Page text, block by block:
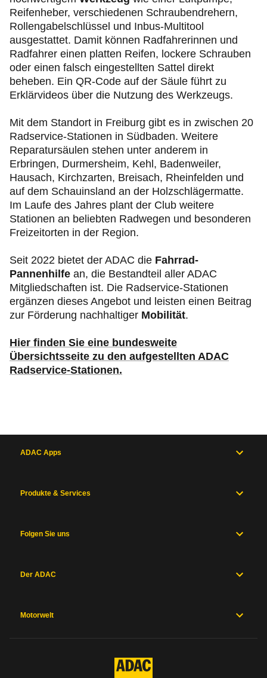
Reifenheber, verschiedenen Schraubendrehern,
Rollengabelschlüssel und Inbus-Multitool
ausgestattet. Damit können Radfahrerinnen und
Radfahrer einen platten Reifen, lockere Schrauben
oder einen falsch eingestellten Sattel direkt
beheben. Ein QR-Code auf der Säule führt zu
Erklärvideos über die Nutzung des Werkzeugs.
Mit dem Standort in Freiburg gibt es in zwischen 20
Radservice-Stationen in Südbaden. Weitere
Reparatursäulen stehen unter anderem in
Erbringen, Durmersheim, Kehl, Badenweiler,
Hausach, Kirchzarten, Breisach, Rheinfelden und
auf dem Schauinsland an der Holzschlägermatte.
Im Laufe des Jahres plant der Club weitere
Stationen an beliebten Radwegen und besonderen
Freizeitorten in der Region.
Seit 2022 bietet der ADAC die Fahrrad-
Pannenhilfe an, die Bestandteil aller ADAC
Mitgliedschaften ist. Die Radservice-Stationen
ergänzen dieses Angebot und leisten einen Beitrag
zur Förderung nachhaltiger Mobilität.
Hier finden Sie eine bundesweite
Übersichtsseite zu den aufgestellten ADAC
Radservice-Stationen.
ADAC Apps
Produkte & Services
Folgen Sie uns
Der ADAC
Motorwelt